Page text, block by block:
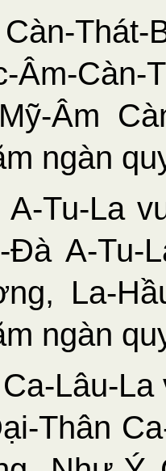
Âm-Càn-
Âm
ngàn
A-Tu-La
Đà A-Tu-
La-
ngàn
Lâu-
Thân